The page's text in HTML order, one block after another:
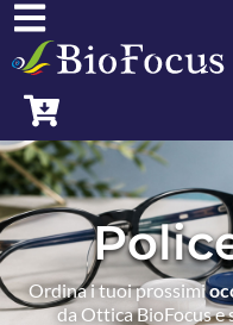
Ordina i tuoi prossimi
da Ottica BioFocus